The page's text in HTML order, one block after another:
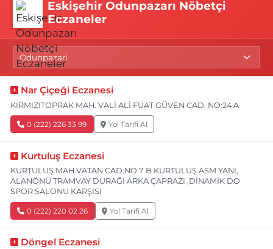
Eskişehir Odunpazarı Nöbetçi
Eczaneler
Nar Çiçeği Eczanesi
KIRMIZITOPRAK MAH. VALİ ALİ FUAT GÜVEN CAD. NO:24 A
0 (222) 226 33 99 Yol Tarifi Al
Kurtuluş Eczanesi
KURTULUŞ MAH.VATAN CAD.NO:7 B KURTULUŞ ASM YANI,
ALANÖNÜ TRAMVAY DURAĞI ARKA ÇAPRAZI ,DİNAMİK DO
SPOR SALONU KARŞISI
0 (222) 220 02 26 Yol Tarifi Al
Döngel Eczanesi